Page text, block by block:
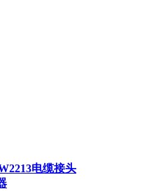
电缆接头